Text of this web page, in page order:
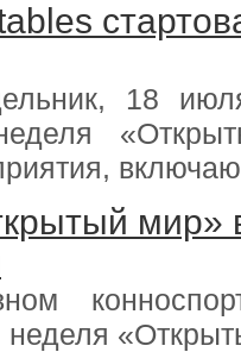
18
мир»
неделя